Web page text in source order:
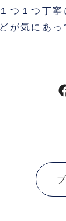
つ１つ丁
が気にあ